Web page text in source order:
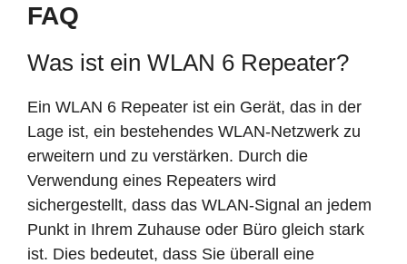
FAQ
Was ist ein WLAN 6 Repeater?
Ein WLAN 6 Repeater ist ein Gerät, das in der
Lage ist, ein bestehendes WLAN-Netzwerk zu
erweitern und zu verstärken. Durch die
Verwendung eines Repeaters wird
sichergestellt, dass das WLAN-Signal an jedem
Punkt in Ihrem Zuhause oder Büro gleich stark
ist. Dies bedeutet, dass Sie überall eine